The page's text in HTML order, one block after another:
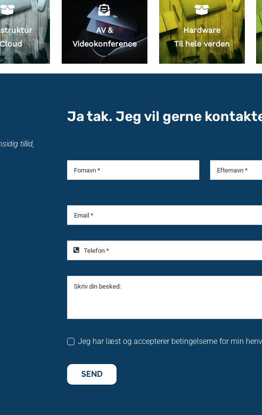
AV &
Videokonference
Hardware
Til hele verden
tillid,
Ja tak. Jeg vil gerne
Jeg har læst og accepterer betingelserne for min
SEND